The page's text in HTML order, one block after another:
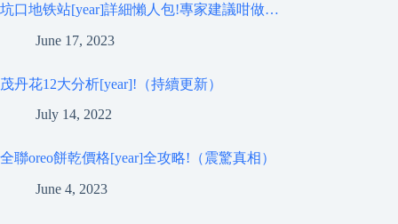
坑口地铁站[year]詳細懶人包!專家建議咁做…
June 17, 2023
茂丹花12大分析[year]!（持續更新）
July 14, 2022
全聯oreo餅乾價格[year]全攻略!（震驚真相）
June 4, 2023